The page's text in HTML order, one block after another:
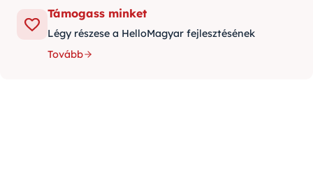
Támogass minket
Légy részese a HelloMagyar fejlesztésének
Tovább